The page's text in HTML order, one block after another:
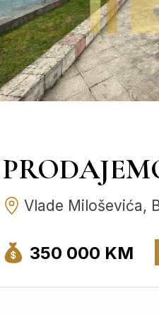
Vlade Miloševića,
350 000 KM